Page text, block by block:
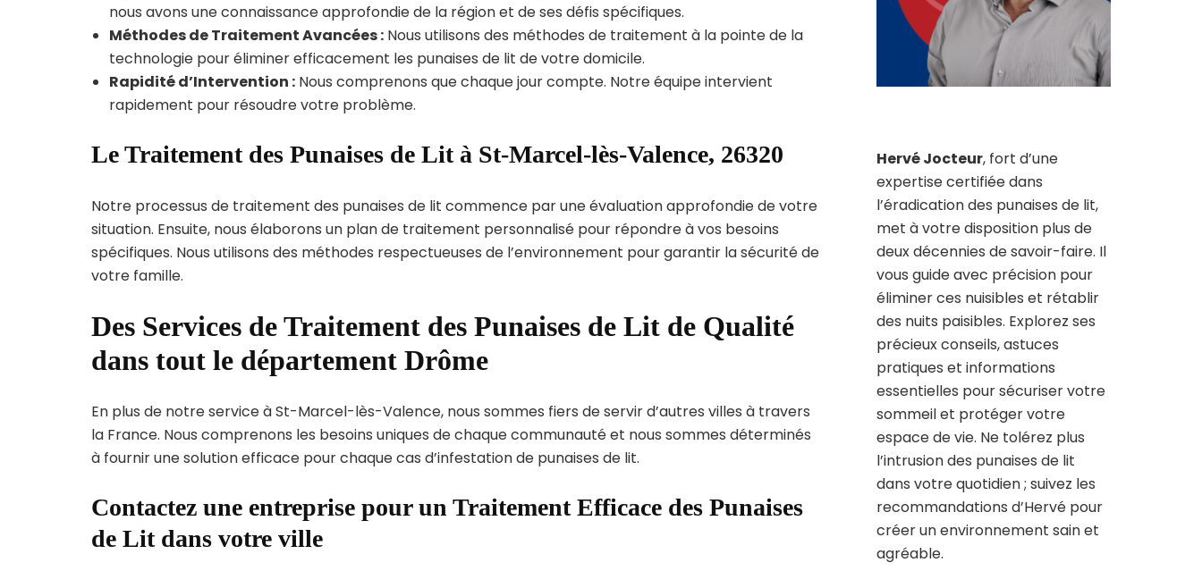
nous avons une connaissance approfondie de la région et de ses défis spécifiques.
Méthodes de Traitement Avancées : Nous utilisons des méthodes de traitement à la pointe de la
technologie pour éliminer efficacement les punaises de lit de votre domicile.
Rapidité d’Intervention : Nous comprenons que chaque jour compte. Notre équipe intervient
rapidement pour résoudre votre problème.
Le Traitement des Punaises de Lit à St-Marcel-lès-Valence, 26320
Notre processus de traitement des punaises de lit commence par une évaluation approfondie de votre
situation. Ensuite, nous élaborons un plan de traitement personnalisé pour répondre à vos besoins
spécifiques. Nous utilisons des méthodes respectueuses de l’environnement pour garantir la sécurité de
votre famille.
Des Services de Traitement des Punaises de Lit de Qualité
dans tout le département Drôme
En plus de notre service à St-Marcel-lès-Valence, nous sommes fiers de servir d’autres villes à travers
la France. Nous comprenons les besoins uniques de chaque communauté et nous sommes déterminés
à fournir une solution efficace pour chaque cas d’infestation de punaises de lit.
Contactez une entreprise pour un Traitement Efficace des Punaises
de Lit dans votre ville
Hervé Jocteur, fort d’une
expertise certifiée dans
l’éradication des punaises de lit,
met à votre disposition plus de
deux décennies de savoir-faire. Il
vous guide avec précision pour
éliminer ces nuisibles et rétablir
des nuits paisibles. Explorez ses
précieux conseils, astuces
pratiques et informations
essentielles pour sécuriser votre
sommeil et protéger votre
espace de vie. Ne tolérez plus
l’intrusion des punaises de lit
dans votre quotidien ; suivez les
recommandations d’Hervé pour
créer un environnement sain et
agréable.